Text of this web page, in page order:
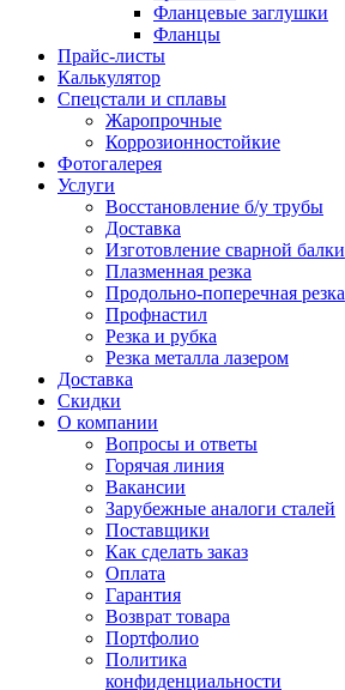
Фланцевые заглушки
Фланцы
Прайс-листы
Калькулятор
Спецстали и сплавы
Жаропрочные
Коррозионностойкие
Фотогалерея
Услуги
Восстановление б/у трубы
Доставка
Изготовление сварной балки
Плазменная резка
Продольно-поперечная резка
Профнастил
Резка и рубка
Резка металла лазером
Доставка
Скидки
О компании
Вопросы и ответы
Горячая линия
Вакансии
Зарубежные аналоги сталей
Поставщики
Как сделать заказ
Оплата
Гарантия
Возврат товара
Портфолио
Политика
конфиденциальности